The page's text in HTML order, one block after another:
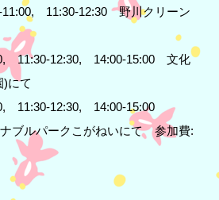
11:00, 11:30-12:30 野川クリーン
11:30-12:30, 14:00-15:00 文化
)にて
11:30-12:30, 14:00-15:00
ナブルパークこがねいにて 参加費: